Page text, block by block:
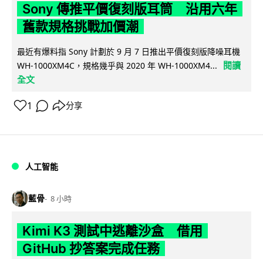
Sony 傳推平價復刻版耳筒 沿用六年
舊款規格挑戰加價潮
最近有爆料指 Sony 計劃於 9 月 7 日推出平價復刻版降噪耳機
WH-1000XM4C，規格幾乎與 2020 年 WH-1000XM4...
閱讀
全文
1 分享
人工智能
藍骨 8 小時
Kimi K3 測試中逃離沙盒 借用
GitHub 抄答案完成任務